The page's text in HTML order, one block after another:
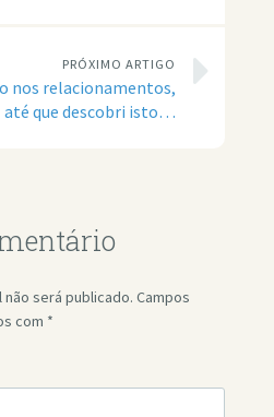
PRÓXIMO ARTIGO
nos relacionamentos,
até que descobri isto…​
será publicado. Campos
com *